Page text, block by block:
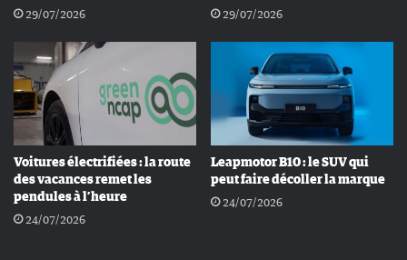
29/07/2026 29/07/2026
Voitures électrifiées : la route
des vacances remet les
pendules à l’heure
24/07/2026
Leapmotor B10 : le SUV qui
peut faire décoller la marque
24/07/2026